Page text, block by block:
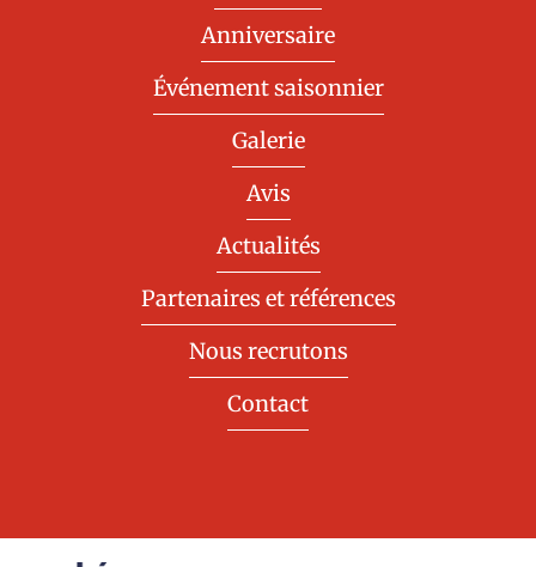
Anniversaire
Événement saisonnier
Galerie
Avis
Actualités
Partenaires et références
Nous recrutons
Contact